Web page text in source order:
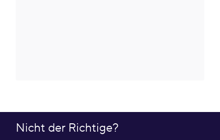
Nicht der Richtige?